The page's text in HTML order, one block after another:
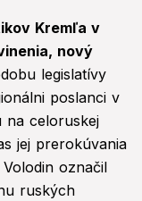
Kremľa v
nový
legislatívy
poslanci v
na celoruskej
jej prerokúvania
označil
ruských